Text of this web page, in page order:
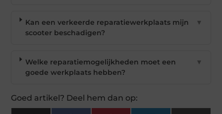
Kan een verkeerde reparatiewerkplaats mijn
scooter beschadigen?
▼
Welke reparatiemogelijkheden moet een
goede werkplaats hebben?
▼
Goed artikel? Deel hem dan op: